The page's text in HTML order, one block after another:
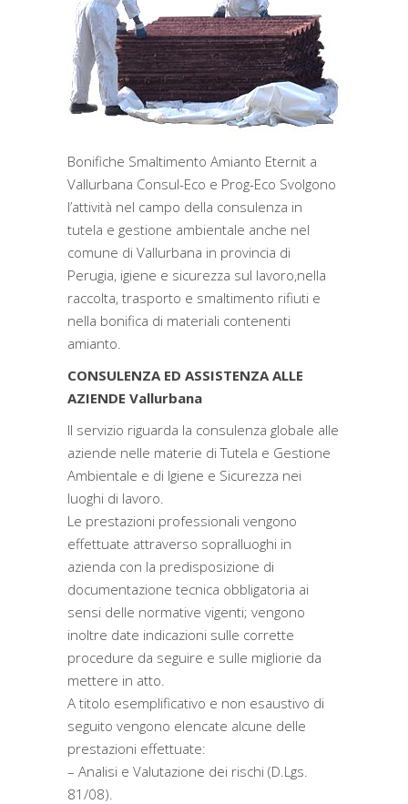
Bonifiche Smaltimento Amianto Eternit a
Vallurbana Consul-Eco e Prog-Eco Svolgono
l’attività nel campo della consulenza in
tutela e gestione ambientale anche nel
comune di Vallurbana in provincia di
Perugia, igiene e sicurezza sul lavoro,nella
raccolta, trasporto e smaltimento rifiuti e
nella bonifica di materiali contenenti
amianto.
CONSULENZA ED ASSISTENZA ALLE
AZIENDE Vallurbana
Il servizio riguarda la consulenza globale alle
aziende nelle materie di Tutela e Gestione
Ambientale e di Igiene e Sicurezza nei
luoghi di lavoro.
Le prestazioni professionali vengono
effettuate attraverso sopralluoghi in
azienda con la predisposizione di
documentazione tecnica obbligatoria ai
sensi delle normative vigenti; vengono
inoltre date indicazioni sulle corrette
procedure da seguire e sulle migliorie da
mettere in atto.
A titolo esemplificativo e non esaustivo di
seguito vengono elencate alcune delle
prestazioni effettuate:
– Analisi e Valutazione dei rischi (D.Lgs.
81/08).